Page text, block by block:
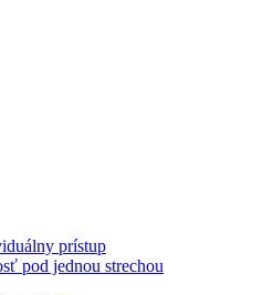
prístup
pod jednou strechou